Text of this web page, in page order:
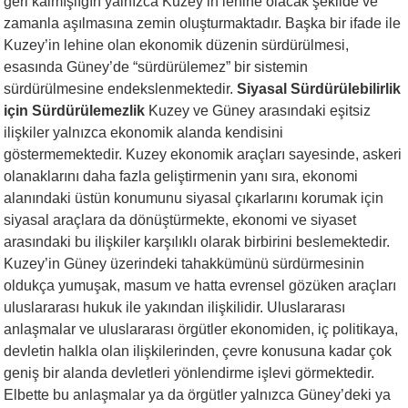
zamanla aşılmasına zemin oluşturmaktadır. Başka bir ifade ile
Kuzey’in lehine olan ekonomik düzenin sürdürülmesi,
esasında Güney’de “sürdürülemez” bir sistemin
sürdürülmesine endekslenmektedir.Siyasal Sürdürülebilirlik
için Sürdürülemezlik Kuzey ve Güney arasındaki eşitsiz
ilişkiler yalnızca ekonomik alanda kendisini
göstermemektedir. Kuzey ekonomik araçları sayesinde, askeri
olanaklarını daha fazla geliştirmenin yanı sıra, ekonomi
alanındaki üstün konumunu siyasal çıkarlarını korumak için
siyasal araçlara da dönüştürmekte, ekonomi ve siyaset
arasındaki bu ilişkiler karşılıklı olarak birbirini beslemektedir.
Kuzey’in Güney üzerindeki tahakkümünü sürdürmesinin
oldukça yumuşak, masum ve hatta evrensel gözüken araçları
uluslararası hukuk ile yakından ilişkilidir. Uluslararası
anlaşmalar ve uluslararası örgütler ekonomiden, iç politikaya,
devletin halkla olan ilişkilerinden, çevre konusuna kadar çok
geniş bir alanda devletleri yönlendirme işlevi görmektedir.
Elbette bu anlaşmalar ya da örgütler yalnızca Güney’deki ya